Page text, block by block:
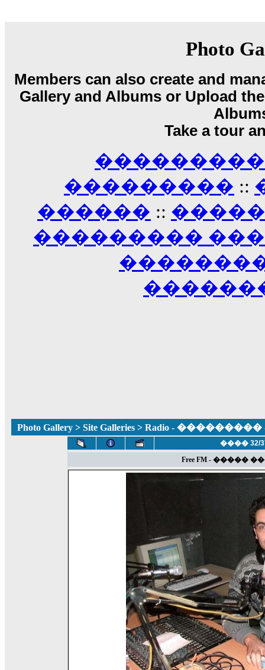
Echo, ���� �� ������� ��
������ �� �����.. "������" ���
15:33
��������� ����, ���������
����� ��������� ��
������! ��� ������ �� �����...
������� ���� ���� ������;
Photo
Members can also create and
Gallery and Albums or Upload
Take a tour
���������
��������� ::
������ ::
���������
Photo Gallery > Site Galleries > Radio -
���� 32/
Free FM - �����